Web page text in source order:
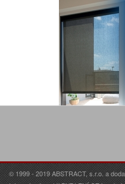
© 1999 - 2019 ABSTRACT, s.r.o. a